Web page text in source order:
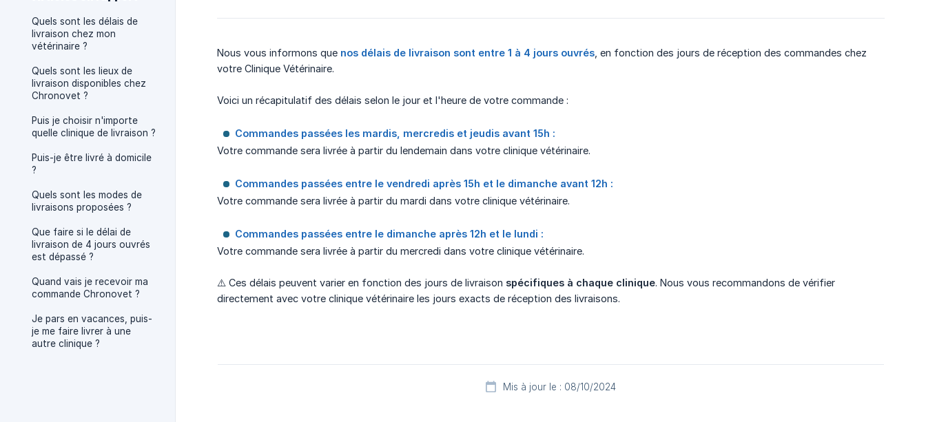
Quels sont les délais de
livraison chez mon
vétérinaire ?
Quels sont les lieux de
livraison disponibles chez
Chronovet ?
Puis je choisir n'importe
quelle clinique de livraison ?
Puis-je être livré à domicile
?
Quels sont les modes de
livraisons proposées ?
Que faire si le délai de
livraison de 4 jours ouvrés
est dépassé ?
Quand vais je recevoir ma
commande Chronovet ?
Je pars en vacances, puis-
je me faire livrer à une
autre clinique ?
Nous vous informons que nos délais de livraison sont entre 1 à 4 jours ouvrés , en fonction des jours de réception des commandes chez
votre Clinique Vétérinaire.
Voici un récapitulatif des délais selon le jour et l'heure de votre commande :
Commandes passées les mardis, mercredis et jeudis avant 15h :
Votre commande sera livrée à partir du lendemain dans votre clinique vétérinaire.
Commandes passées entre le vendredi après 15h et le dimanche avant 12h :
Votre commande sera livrée à partir du mardi dans votre clinique vétérinaire.
Commandes passées entre le dimanche après 12h et le lundi :
Votre commande sera livrée à partir du mercredi dans votre clinique vétérinaire.
⚠️ Ces délais peuvent varier en fonction des jours de livraison spécifiques à chaque clinique. Nous vous recommandons de vérifier
directement avec votre clinique vétérinaire les jours exacts de réception des livraisons.
Mis à jour le : 08/10/2024